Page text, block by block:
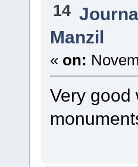
14
Manzil
« on:
Very good